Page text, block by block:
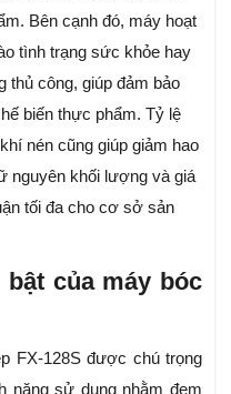
Bên cạnh đó, máy hoạt
tình trạng sức khỏe hay
thủ công, giúp đảm bảo
biến thực phẩm. Tỷ lệ
nén cũng giúp giảm hao
nguyên khối lượng và giá
tối đa cho cơ sở sản
của máy bóc
FX-128S được chú trọng
năng sử dụng nhằm đem